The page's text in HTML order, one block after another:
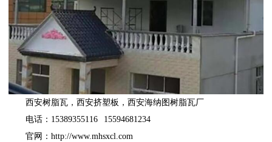
西安树脂瓦 ，西安挤塑板 ，西安海纳图树脂瓦厂
电话：15389355116 15594681234
官网：http://www.mhsxcl.com